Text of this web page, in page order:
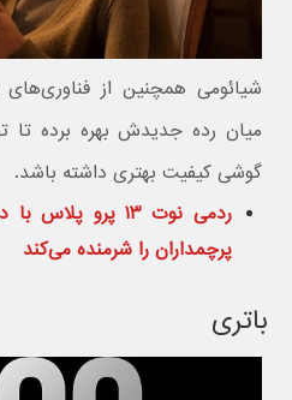
شیائومی همچنین از فناوری‌های
میان رده جدیدش بهره برده
گوشی کیفیت بهتری داشته باشد.
پرچمداران را شرمنده می‌کند
باتری